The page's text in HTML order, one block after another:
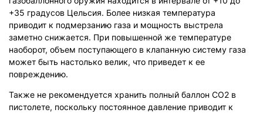
+35 градусов Цельсия. Более низкая температура
приводит к подмерзанию газа и мощность выстрела
заметно снижается. При повышенной же температуре
наоборот, объем поступающего в клапанную систему газа
может быть настолько велик, что приведет к ее
повреждению.
Также не рекомендуется хранить полный баллон СО2 в
пистолете, поскольку постоянное давление приводит к